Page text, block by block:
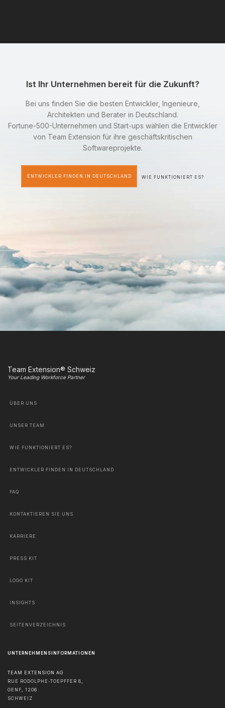
Ist Ihr Unternehmen bereit für die Zukunft?
Bei uns finden Sie die besten Entwickler, Ingenieure,
Architekten und Berater in Deutschland.
Fortune-500-Unternehmen und Start-ups wählen die Entwickler
von Team Extension für ihre geschäftskritischen
Softwareprojekte.
ENTWICKLER FINDEN IN DEUTSCHLAND WIE FUNKTIONIERT ES?
Team Extension® Schweiz
Your Leading Workforce Partner
ÜBER UNS
UNSER TEAM
WIE FUNKTIONIERT ES?
ENTWICKLER FINDEN IN DEUTSCHLAND
FAQ
KONTAKTIEREN SIE UNS
KARRIERE
PRESS KIT
LOGO KIT
INSIGHTS
SEITENVERZEICHNIS
UNTERNEHMENSINFORMATIONEN
TEAM EXTENSION AG
RUE RODOLPHE-TOEPFFER 8,
GENF, 1206
SCHWEIZ